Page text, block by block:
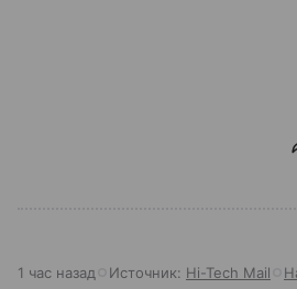
1 час назад Источник: Hi-Tech Mail